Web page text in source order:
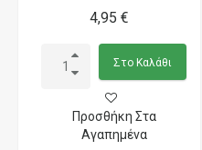
4,95 €
Στο Καλάθι
Προσθήκη Στα
Αγαπημένα